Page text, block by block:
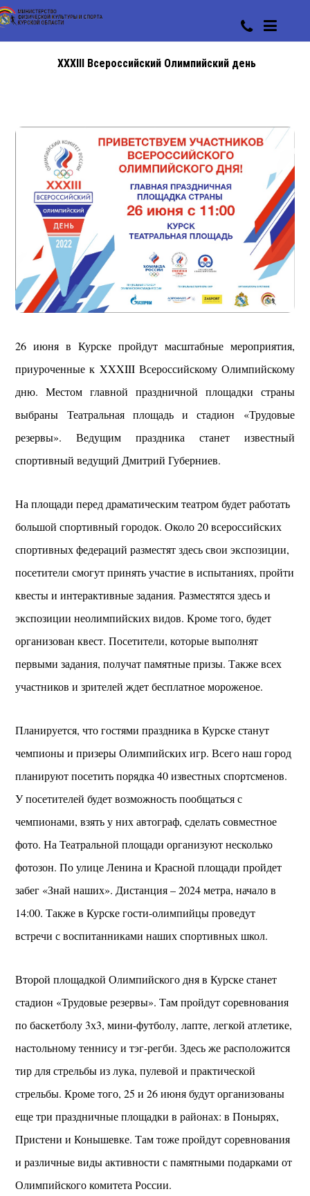
XXXIII Всероссийский Олимпийский день
26 июня в Курске пройдут масштабные мероприятия,
приуроченные к XXXIII Всероссийскому Олимпийскому
дню. Местом главной праздничной площадки страны
выбраны Театральная площадь и стадион «Трудовые
резервы». Ведущим праздника станет известный
спортивный ведущий Дмитрий Губерниев.
На площади перед драматическим театром будет работать
большой спортивный городок. Около 20 всероссийских
спортивных федераций разместят здесь свои экспозиции,
посетители смогут принять участие в испытаниях, пройти
квесты и интерактивные задания. Разместятся здесь и
экспозиции неолимпийских видов. Кроме того, будет
организован квест. Посетители, которые выполнят
первыми задания, получат памятные призы. Также всех
участников и зрителей ждет бесплатное мороженое.
Планируется, что гостями праздника в Курске станут
чемпионы и призеры Олимпийских игр. Всего наш город
планируют посетить порядка 40 известных спортсменов.
У посетителей будет возможность пообщаться с
чемпионами, взять у них автограф, сделать совместное
фото. На Театральной площади организуют несколько
фотозон. По улице Ленина и Красной площади пройдет
забег «Знай наших». Дистанция – 2024 метра, начало в
14:00. Также в Курске гости-олимпийцы проведут
встречи с воспитанниками наших спортивных школ.
Второй площадкой Олимпийского дня в Курске станет
стадион «Трудовые резервы». Там пройдут соревнования
по баскетболу 3х3, мини-футболу, лапте, легкой атлетике,
настольному теннису и тэг-регби. Здесь же расположится
тир для стрельбы из лука, пулевой и практической
стрельбы. Кроме того, 25 и 26 июня будут организованы
еще три праздничные площадки в районах: в Понырях,
Пристени и Конышевке. Там тоже пройдут соревнования
и различные виды активности с памятными подарками от
Олимпийского комитета России.